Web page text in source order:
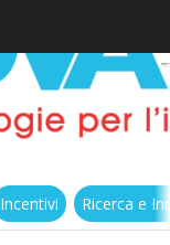
Incentivi Ricerca e